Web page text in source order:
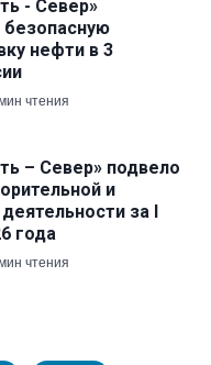
- Север»
безопасную
нефти в 3
чтения
– Север» подвело
и
за I
года
чтения